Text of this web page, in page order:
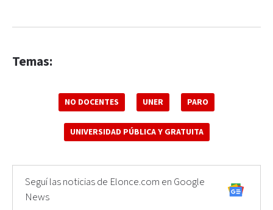
Temas:
NO DOCENTES UNER PARO
UNIVERSIDAD PÚBLICA Y GRATUITA
Seguí las noticias de Elonce.com en Google
News